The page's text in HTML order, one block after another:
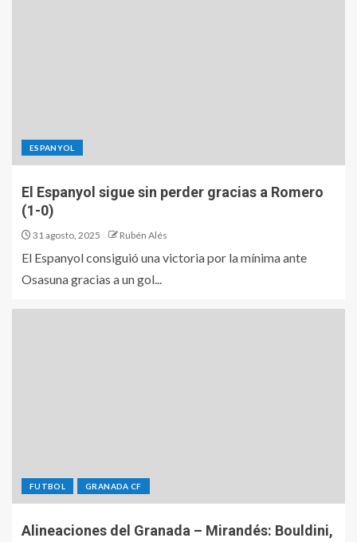
ESPANYOL
El Espanyol sigue sin perder gracias a Romero
(1-0)
31 agosto, 2025 Rubén Alés
El Espanyol consiguió una victoria por la mínima ante
Osasuna gracias a un gol...
FUTBOL GRANADA CF
Alineaciones del Granada – Mirandés: Bouldini,